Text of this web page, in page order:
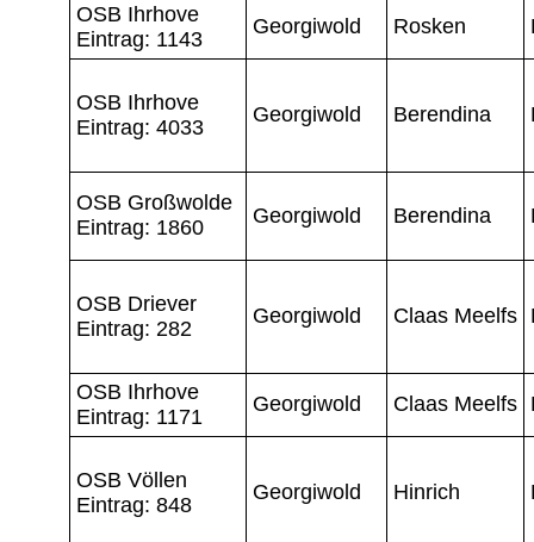
OSB Ihrhove
Eintrag: 1143
Georgiwold Rosken
OSB Ihrhove
Eintrag: 4033
Georgiwold Berendina
OSB Großwolde
Eintrag: 1860
Georgiwold Berendina
OSB Driever
Eintrag: 282
Georgiwold Claas Meelfs
OSB Ihrhove
Eintrag: 1171
Georgiwold Claas Meelfs
OSB Völlen
Eintrag: 848
Georgiwold Hinrich